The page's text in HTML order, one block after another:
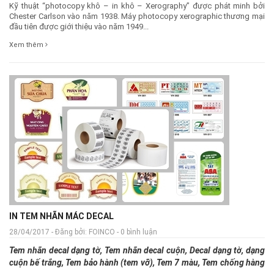
Kỹ thuật “photocopy khô – in khô – Xerography” được phát minh bởi
Chester Carlson vào năm 1938. Máy photocopy xerographic thương mại
đầu tiên được giới thiệu vào năm 1949...
Xem thêm
IN TEM NHÃN MÁC DECAL
28/04/2017 - Đăng bởi: FOINCO - 0 bình luận
Tem nhãn decal dạng tờ, Tem nhãn decal cuộn, Decal dạng tờ, dạng
cuộn bế trắng, Tem bảo hành (tem vỡ), Tem 7 màu, Tem chống hàng